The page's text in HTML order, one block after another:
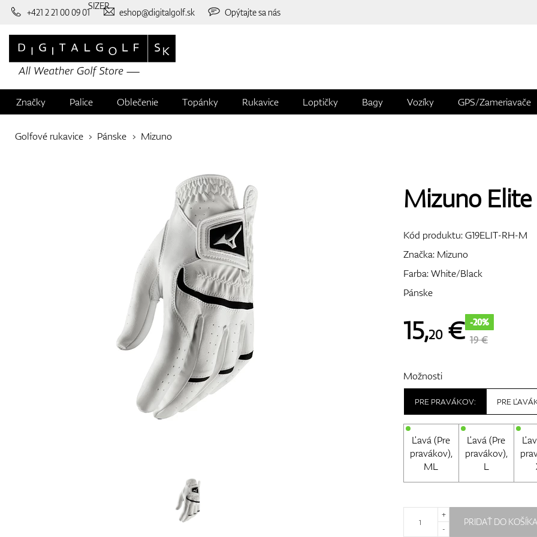
+421 2 21 00 09 01 eshop@digitalgolf.sk Opýtajte sa nás
Značky Palice Oblečenie Topánky Rukavice Loptičky Bagy Vozíky GPS/Zameriavače
Golfové rukavice Pánske Mizuno
Mizuno
Kód produktu:G19ELIT-RH-M
Značka: Mizuno
Farba: White/Black
Pánske
15,20€ -20%
19 €
Možnosti
PRE PRAVÁKOV:
Ľavá (Pre
pravákov),
ML
Ľavá (Pre
pravákov),
L
PRE
+
-
PRIDAŤ DO KOŠÍKA
SIZER